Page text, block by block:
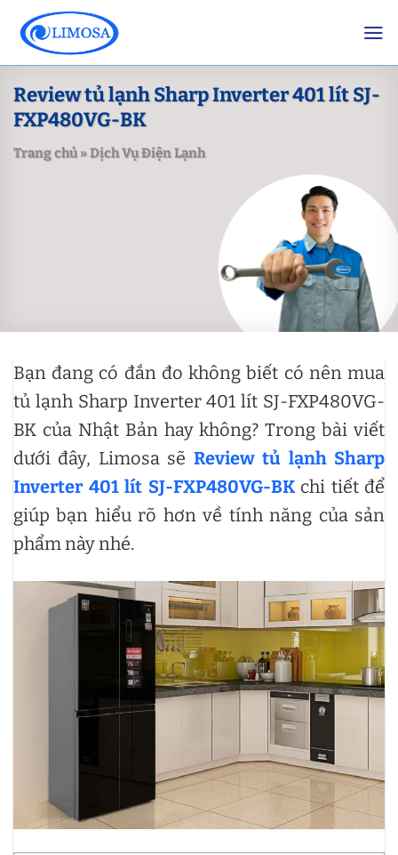
content
Review tủ lạnh Sharp Inverter 401 lít SJ-
FXP480VG-BK
Trang chủ»Dịch Vụ Điện Lạnh
Bạn đang có đắn đo không biết có nên mua
tủ lạnh Sharp Inverter 401 lít SJ-FXP480VG-
BK của Nhật Bản hay không? Trong bài viết
dưới đây, Limosa sẽ Review tủ lạnh Sharp
Inverter 401 lít SJ-FXP480VG-BK chi tiết để
giúp bạn hiểu rõ hơn về tính năng của sản
phẩm này nhé.